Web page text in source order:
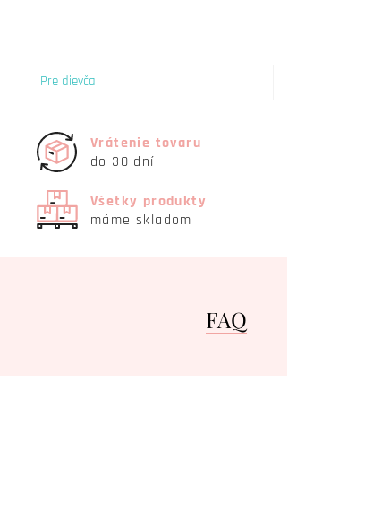
Pre dievča
Vrátenie tovaru
do 30 dní
Všetky produkty
máme skladom
FAQ